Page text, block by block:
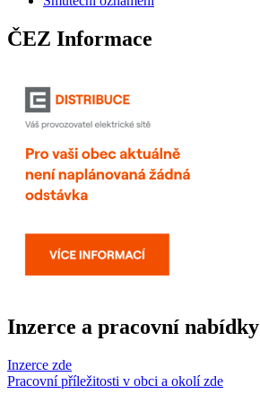
ČEZ Informace
Inzerce a pracovní nabídky
Inzerce zde
Pracovní příležitosti v obci a okolí zde